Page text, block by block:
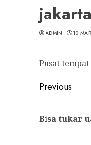
jakarta
ADMIN 10
Pusat
Continue
Previous
Bisa tukar